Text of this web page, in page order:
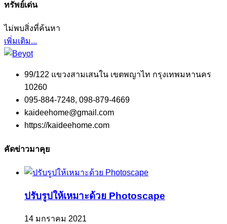
ทรัพย์เด่น
ไม่พบสิ่งที่ค้นหา
เพิ่มเติม...
99/122 แขวงสามเสนใน เขตพญาไท กรุงเทพมหานคร
10260
095-884-7248, 098-879-4669
kaideehome@gmail.com
https://kaideehome.com
คัดข่าวมาคุย
ปรับรูปให้เหมาะด้วย Photoscape
14 มกราคม 2021